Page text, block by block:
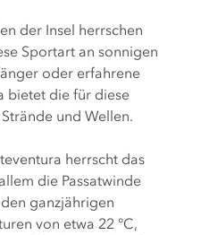
der Insel herrschen
Sportart an sonnigen
oder erfahrene
bietet die für diese
und Wellen.
herrscht das
die Passatwinde
ganzjährigen
von etwa 22 °C,